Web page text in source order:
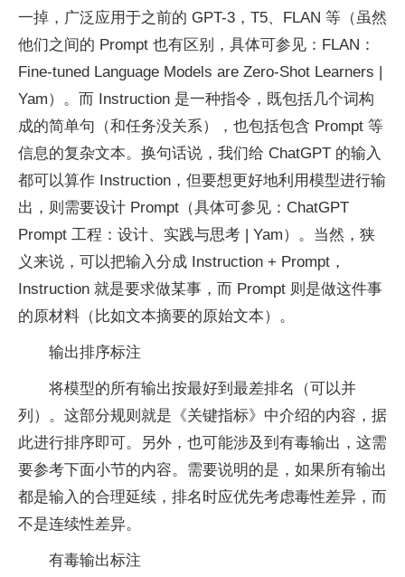
一掉，广泛应用于之前的 GPT-3，T5、FLAN 等（虽然
他们之间的 Prompt 也有区别，具体可参见：FLAN：
Fine-tuned Language Models are Zero-Shot Learners |
Yam）。而 Instruction 是一种指令，既包括几个词构
成的简单句（和任务没关系），也包括包含 Prompt 等
信息的复杂文本。换句话说，我们给 ChatGPT 的输入
都可以算作 Instruction，但要想更好地利用模型进行输
出，则需要设计 Prompt（具体可参见：ChatGPT
Prompt 工程：设计、实践与思考 | Yam）。当然，狭
义来说，可以把输入分成 Instruction + Prompt，
Instruction 就是要求做某事，而 Prompt 则是做这件事
的原材料（比如文本摘要的原始文本）。
输出排序标注
将模型的所有输出按最好到最差排名（可以并
列）。这部分规则就是《关键指标》中介绍的内容，据
此进行排序即可。另外，也可能涉及到有毒输出，这需
要参考下面小节的内容。需要说明的是，如果所有输出
都是输入的合理延续，排名时应优先考虑毒性差异，而
不是连续性差异。
有毒输出标注